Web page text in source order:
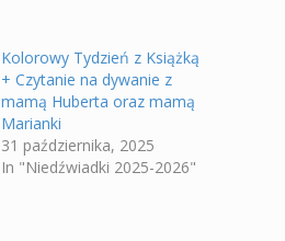
Kolorowy Tydzień z Książką
+ Czytanie na dywanie z
mamą Huberta oraz mamą
Marianki
31 października, 2025
In "Niedźwiadki 2025-2026"